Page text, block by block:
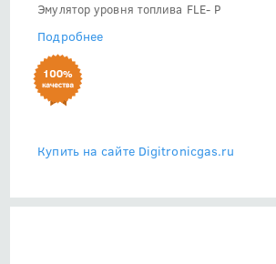
Эмулятор уровня топлива FLE- P
Подробнее
Купить на сайте Digitronicgas.ru